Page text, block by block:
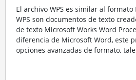
El archivo WPS es similar al formato
WPS son documentos de texto
de texto Microsoft Works Word
diferencia de Microsoft Word, este
opciones avanzadas de formato,